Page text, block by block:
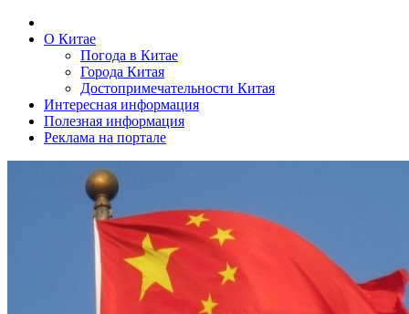
О Китае
Погода в Китае
Города Китая
Достопримечательности Китая
Интересная информация
Полезная информация
Реклама на портале